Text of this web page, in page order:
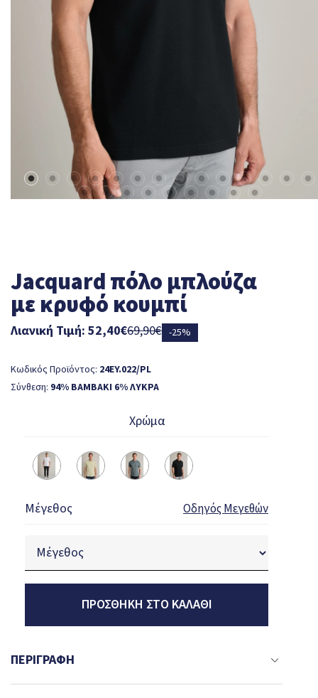
Jacquard πόλο μπλούζα
με κρυφό κουμπί
69,90€
Λιανική Τιμή: 52,40€ -25%
Κωδικός Προϊόντος: 24EY.022/PL
Σύνθεση: 94% BAMBAKI 6% ΛΥΚΡΑ
Χρώμα
Μέγεθος Οδηγός Μεγεθών
ΠΡΟΣΘΉΚΗ ΣΤΟ ΚΑΛΆΘΙ
ΠΕΡΙΓΡΑΦΉ